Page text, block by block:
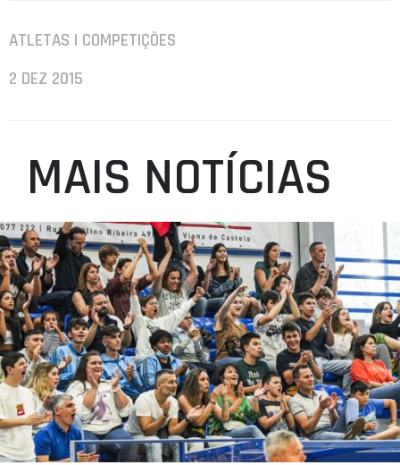
ATLETAS | COMPETIÇÕES
2 DEZ 2015
MAIS NOTÍCIAS